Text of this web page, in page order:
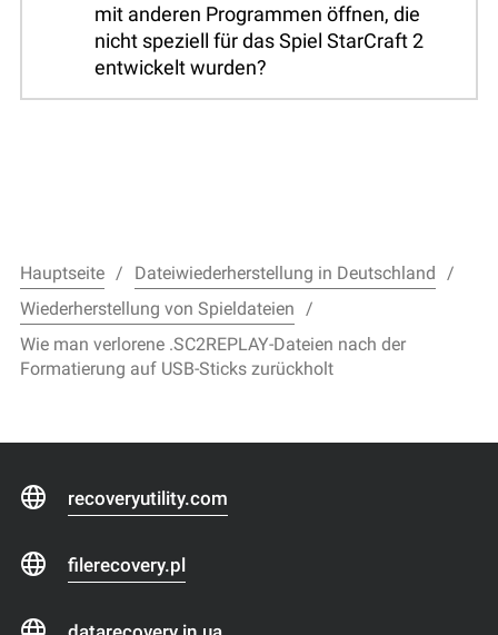
mit anderen Programmen öffnen, die
nicht speziell für das Spiel StarCraft 2
entwickelt wurden?
Hauptseite
Dateiwiederherstellung in Deutschland
Wiederherstellung von Spieldateien
Wie man verlorene .SC2REPLAY-Dateien nach der
Formatierung auf USB-Sticks zurückholt
recoveryutility.com
filerecovery.pl